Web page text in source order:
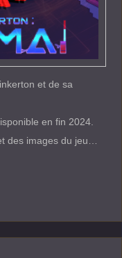
et de sa
en fin 2024.
des images du jeu…